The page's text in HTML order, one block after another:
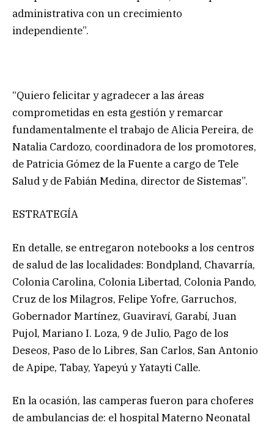
administrativa con un crecimiento
independiente”.
“Quiero felicitar y agradecer a las áreas
comprometidas en esta gestión y remarcar
fundamentalmente el trabajo de Alicia Pereira, de
Natalia Cardozo, coordinadora de los promotores,
de Patricia Gómez de la Fuente a cargo de Tele
Salud y de Fabián Medina, director de Sistemas”.
ESTRATEGÍA
En detalle, se entregaron notebooks a los centros
de salud de las localidades: Bondpland, Chavarría,
Colonia Carolina, Colonia Libertad, Colonia Pando,
Cruz de los Milagros, Felipe Yofre, Garruchos,
Gobernador Martínez, Guaviraví, Garabí, Juan
Pujol, Mariano I. Loza, 9 de Julio, Pago de los
Deseos, Paso de lo Libres, San Carlos, San Antonio
de Apipe, Tabay, Yapeyú y Yatayti Calle.
En la ocasión, las camperas fueron para choferes
de ambulancias de: el hospital Materno Neonatal